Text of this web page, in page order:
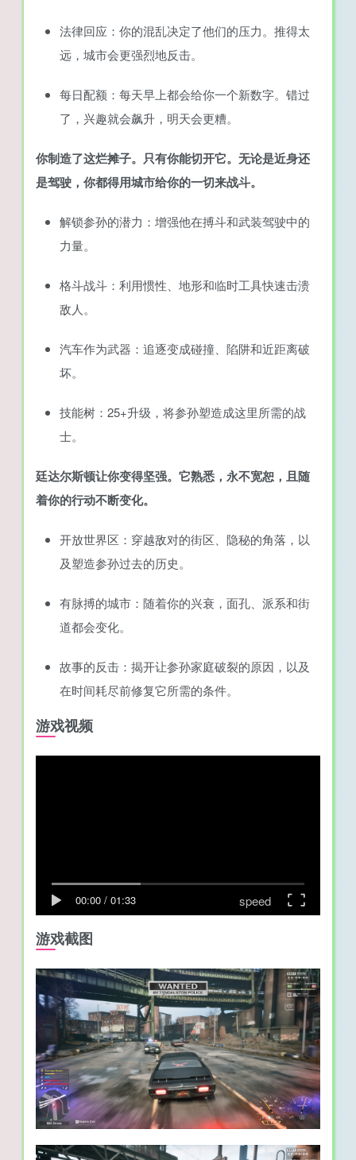
法律回应：你的混乱决定了他们的压力。推得太
远，城市会更强烈地反击。
每日配额：每天早上都会给你一个新数字。错过
了，兴趣就会飙升，明天会更糟。
你制造了这烂摊子。只有你能切开它。无论是近身还
是驾驶，你都得用城市给你的一切来战斗。
解锁参孙的潜力：增强他在搏斗和武装驾驶中的
力量。
格斗战斗：利用惯性、地形和临时工具快速击溃
敌人。
汽车作为武器：追逐变成碰撞、陷阱和近距离破
坏。
技能树：25+升级，将参孙塑造成这里所需的战
士。
廷达尔斯顿让你变得坚强。它熟悉，永不宽恕，且随
着你的行动不断变化。
开放世界区：穿越敌对的街区、隐秘的角落，以
及塑造参孙过去的历史。
有脉搏的城市：随着你的兴衰，面孔、派系和街
道都会变化。
故事的反击：揭开让参孙家庭破裂的原因，以及
在时间耗尽前修复它所需的条件。
游戏视频
00:00 / 01:33 speed
游戏截图